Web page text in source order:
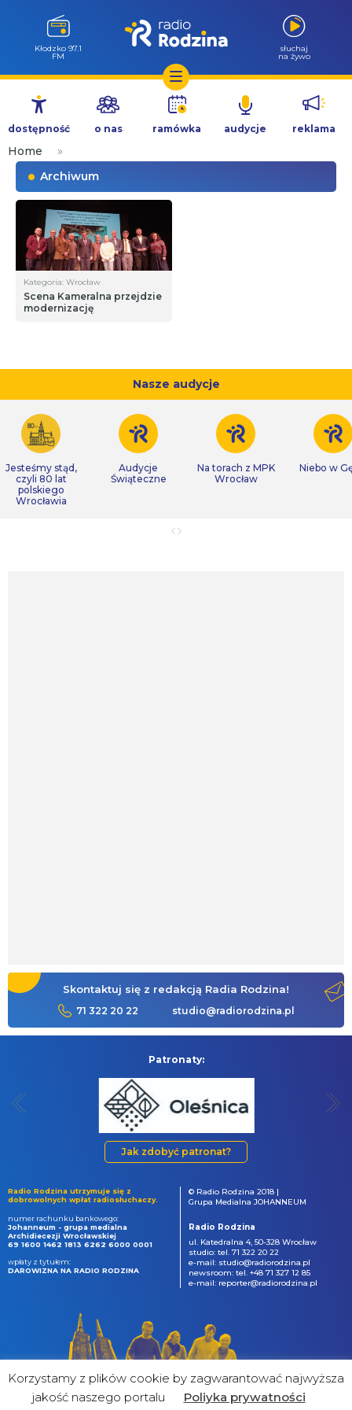
Przejdź
treści
Kłodzko 97.1
FM
słuchaj
na żywo
dostępność o nas ramówka audycje reklama
Home
»
Archiwum
Kategoria: Wrocław
Scena Kameralna przejdzie
modernizację
Nasze audycje
Jesteśmy stąd,
czyli 80 lat
polskiego
Wrocławia
Audycje
Świąteczne
Na torach z MPK
Wrocław
Niebo w
Skontaktuj się z redakcją Radia Rodzina!
71 322 20 22 studio@radiorodzina.pl
Patronaty:
Jak zdobyć patronat?
Radio Rodzina utrzymuje się z
dobrowolnych wpłat radiosłuchaczy.
numer rachunku bankowego:
Johanneum - grupa medialna
Archidiecezji Wrocławskiej
69 1600 1462 1813 6262 6000 0001
wpłaty z tytułem:
DAROWIZNA NA RADIO RODZINA
© Radio Rodzina 2018 |
Grupa Medialna JOHANNEUM
Radio Rodzina
ul. Katedralna 4, 50-328 Wrocław
studio: tel. 71 322 20 22
e-mail: studio@radiorodzina.pl
newsroom: tel. +48 71 327 12 85
e-mail: reporter@radiorodzina.pl
Korzystamy z plików cookie by zagwarantować najwyższa
jakość naszego portalu
Poliyka prywatności